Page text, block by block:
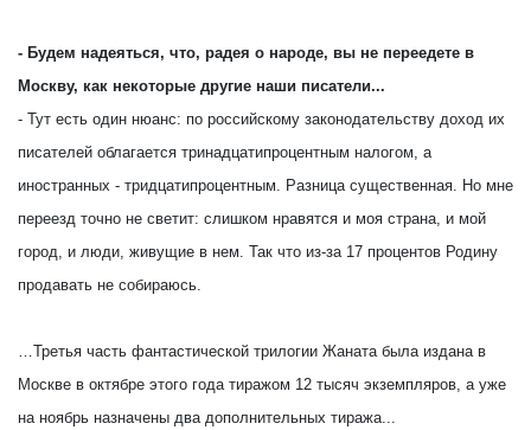
- Будем надеяться, что, радея о народе, вы не переедете в
Москву, как некоторые другие наши писатели...
- Тут есть один нюанс: по российскому законодательству доход их
писателей облагается тринадцатипроцентным налогом, а
иностранных - тридцатипроцентным. Разница существенная. Но мне
переезд точно не светит: слишком нравятся и моя страна, и мой
город, и люди, живущие в нем. Так что из-за 17 процентов Родину
продавать не собираюсь.
…Третья часть фантастической трилогии Жаната была издана в
Москве в октябре этого года тиражом 12 тысяч экземпляров, а уже
на ноябрь назначены два дополнительных тиража...